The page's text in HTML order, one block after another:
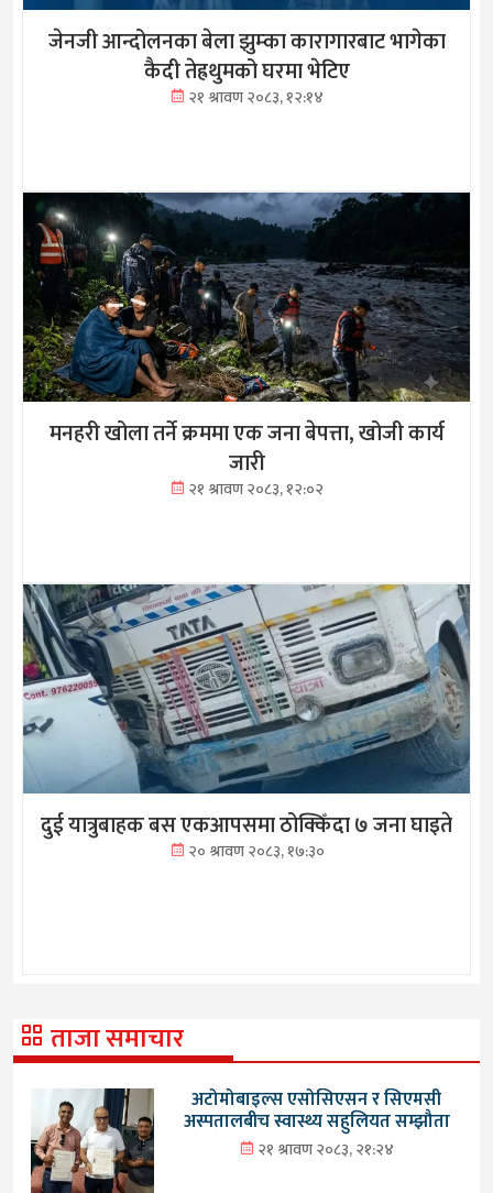
जेनजी आन्दोलनका बेला झुम्का कारागारबाट भागेका
कैदी तेह्रथुमको घरमा भेटिए
२१ श्रावण २०८३, १२:१४
मनहरी खोला तर्ने क्रममा एक जना बेपत्ता, खोजी कार्य
जारी
२१ श्रावण २०८३, १२:०२
दुई यात्रुबाहक बस एकआपसमा ठोक्किँदा ७ जना घाइते
२० श्रावण २०८३, १७:३०
ताजा समाचार
अटोमोबाइल्स एसोसिएसन र सिएमसी
अस्पतालबीच स्वास्थ्य सहुलियत सम्झौता
२१ श्रावण २०८३, २१:२४